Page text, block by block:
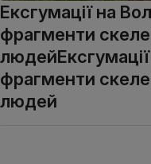
Ексгумації на
фрагменти
фрагменти
людей